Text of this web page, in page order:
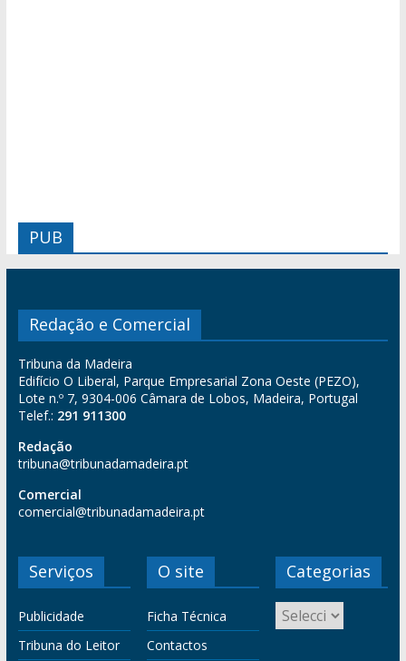
PUB
Redação e Comercial
Tribuna da Madeira
Edifício O Liberal, Parque Empresarial Zona Oeste (PEZO),
Lote n.º 7, 9304-006 Câmara de Lobos, Madeira, Portugal
Telef.: 291 911300
Redação
tribuna@tribunadamadeira.pt
Comercial
comercial@tribunadamadeira.pt
Serviços
Publicidade
Tribuna do Leitor
O site
Ficha Técnica
Contactos
Categorias